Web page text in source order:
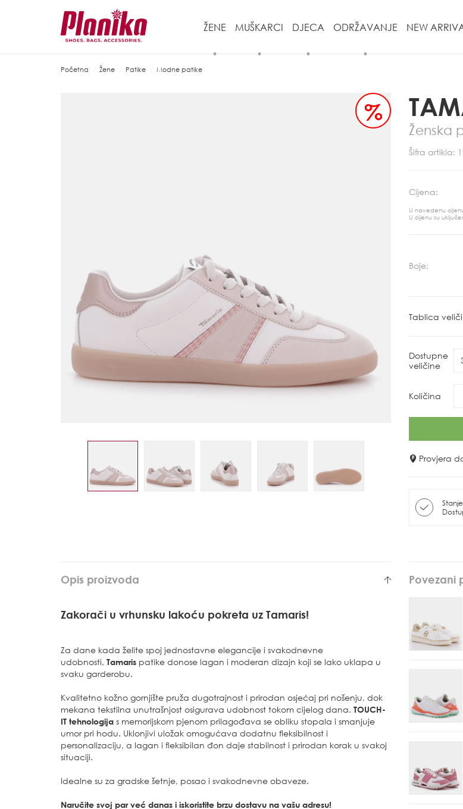
ŽENE MUŠKARCI DJECA ODRŽAVANJE NEW
Početna Žene Patike Modne patike
%
Ženska
Šifra artikla:
Cijena:
U navedenu
U cijenu su
Boje:
Tablica
Dostupne
veličine
Količina
Provjera
Opis proizvoda
Zakorači u vrhunsku lakoću pokreta uz Tamaris!
Za dane kada želite spoj jednostavne elegancije i svakodnevne
udobnosti, Tamaris patike donose lagan i moderan dizajn koji se lako uklapa u
svaku garderobu.
Kvalitetno kožno gornjište pruža dugotrajnost i prirodan osjećaj pri nošenju, dok
mekana tekstilna unutrašnjost osigurava udobnost tokom cijelog dana. TOUCH-
IT tehnologija s memorijskom pjenom prilagođava se obliku stopala i smanjuje
umor pri hodu. Uklonjivi uložak omogućava dodatnu fleksibilnost i
personalizaciju, a lagan i fleksibilan đon daje stabilnost i prirodan korak u svakoj
situaciji.
Idealne su za gradske šetnje, posao i svakodnevne obaveze.
Naručite svoj par već danas i iskoristite brzu dostavu na vašu adresu!
Povezani